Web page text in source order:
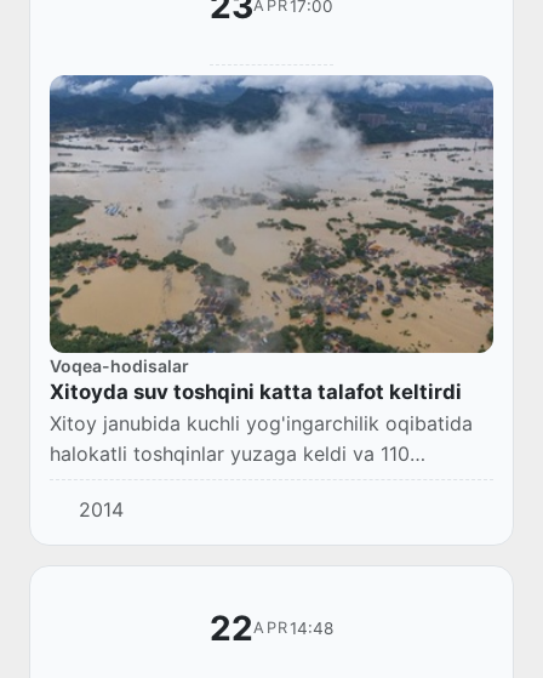
APR17:00
Voqea-hodisalar
Xitoyda suv toshqini katta talafot keltirdi
Xitoy janubida kuchli yog'ingarchilik oqibatida
halokatli toshqinlar yuzaga keldi va 110
mingdan ortiq odam evakuatsiya qilindi.
2014
22APR14:48